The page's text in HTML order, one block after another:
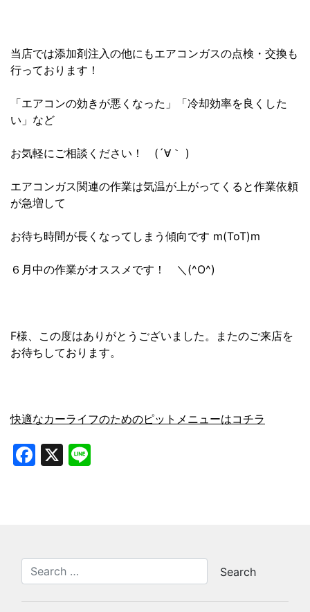
当店では添加剤注入の他にもエアコンガスの点検・交換も
行っております！
「エアコンの効きが悪くなった」「冷却効率を良くした
い」など
お気軽にご相談ください！ (´∀｀ )
エアコンガス関連の作業は気温が上がってくると作業依頼
が急増して
お待ち時間が長くなってしまう傾向です m(ToT)m
６月中の作業がオススメです！ ＼(^O^)
F様、この度はありがとうございました。またのご来店を
お待ちしております。
快適なカーライフのためのピットメニューはコチラ
Facebook
X